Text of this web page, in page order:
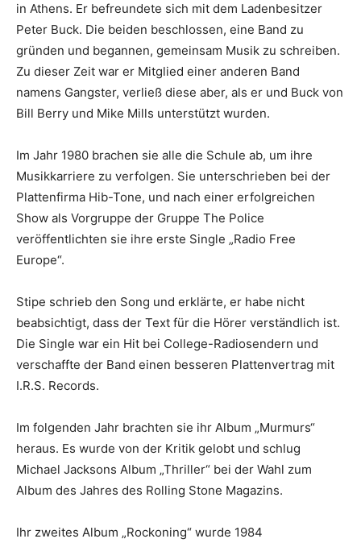
in Athens. Er befreundete sich mit dem Ladenbesitzer
Peter Buck. Die beiden beschlossen, eine Band zu
gründen und begannen, gemeinsam Musik zu schreiben.
Zu dieser Zeit war er Mitglied einer anderen Band
namens Gangster, verließ diese aber, als er und Buck von
Bill Berry und Mike Mills unterstützt wurden.
Im Jahr 1980 brachen sie alle die Schule ab, um ihre
Musikkarriere zu verfolgen. Sie unterschrieben bei der
Plattenfirma Hib-Tone, und nach einer erfolgreichen
Show als Vorgruppe der Gruppe The Police
veröffentlichten sie ihre erste Single „Radio Free
Europe“.
Stipe schrieb den Song und erklärte, er habe nicht
beabsichtigt, dass der Text für die Hörer verständlich ist.
Die Single war ein Hit bei College-Radiosendern und
verschaffte der Band einen besseren Plattenvertrag mit
I.R.S. Records.
Im folgenden Jahr brachten sie ihr Album „Murmurs“
heraus. Es wurde von der Kritik gelobt und schlug
Michael Jacksons Album „Thriller“ bei der Wahl zum
Album des Jahres des Rolling Stone Magazins.
Ihr zweites Album „Rockoning“ wurde 1984